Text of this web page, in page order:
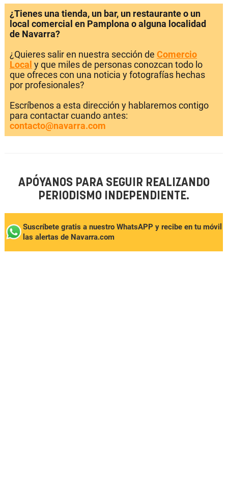
¿Tienes una tienda, un bar, un restaurante o un
local comercial en Pamplona o alguna localidad
de Navarra?
¿Quieres salir en nuestra sección de Comercio
Local y que miles de personas conozcan todo lo
que ofreces con una noticia y fotografías hechas
por profesionales?
Escríbenos a esta dirección y hablaremos contigo
para contactar cuando antes:
contacto@navarra.com
APÓYANOS PARA SEGUIR REALIZANDO
PERIODISMO INDEPENDIENTE.
Suscríbete gratis a nuestro WhatsAPP y recibe en tu móvil
las alertas de Navarra.com